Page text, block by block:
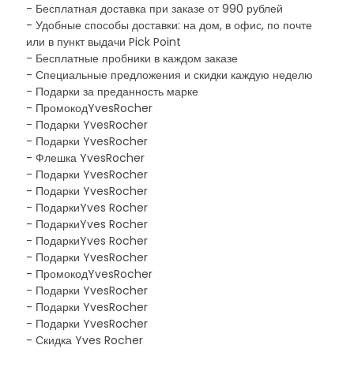
- Бесплатная доставка при заказе от 990 рублей
- Удобные способы доставки: на дом, в офис, по почте
или в пункт выдачи Pick Point
- Бесплатные пробники в каждом заказе
- Специальные предложения и скидки каждую неделю
- Подарки за преданность марке
- ПромокодYvesRocher
- Подарки YvesRocher
- Подарки YvesRocher
- Флешка YvesRocher
- Подарки YvesRocher
- Подарки YvesRocher
- ПодаркиYves Rocher
- ПодаркиYves Rocher
- ПодаркиYves Rocher
- Подарки YvesRocher
- ПромокодYvesRocher
- Подарки YvesRocher
- Подарки YvesRocher
- Подарки YvesRocher
- Скидка Yves Rocher